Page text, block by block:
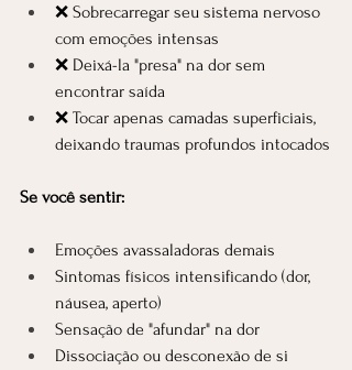
❌ Sobrecarregar seu sistema nervoso
com emoções intensas
❌ Deixá-la "presa" na dor sem
encontrar saída
❌ Tocar apenas camadas superficiais,
deixando traumas profundos intocados
Se você sentir:
Emoções avassaladoras demais
Sintomas físicos intensificando (dor,
náusea, aperto)
Sensação de "afundar" na dor
Dissociação ou desconexão de si